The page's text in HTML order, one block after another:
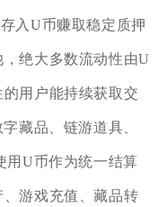
入U币赚取稳定质押
绝大多数流动性由U
用户能持续获取交
藏品、链游道具、
用U币作为统一结算
游戏充值、藏品转